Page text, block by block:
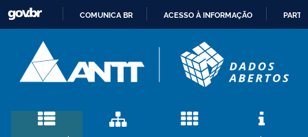
CONTEÚDO
COMUNICA BR ACESSO À INFORMAÇÃO